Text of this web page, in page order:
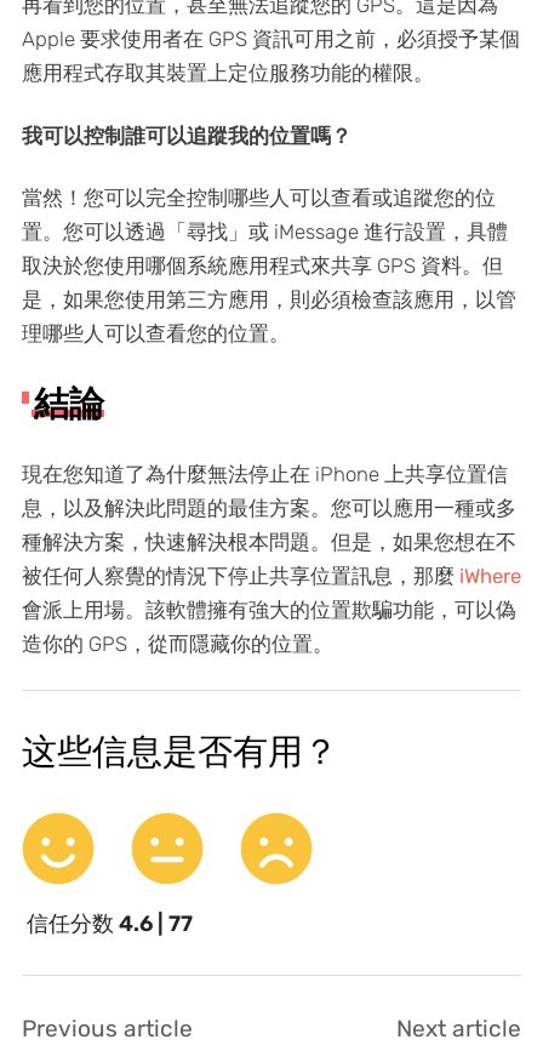
Apple 要求使用者在 GPS 資訊可用之前，必須授予某個
應用程式存取其裝置上定位服務功能的權限。
我可以控制誰可以追蹤我的位置嗎？
當然！您可以完全控制哪些人可以查看或追蹤您的位
置。您可以透過「尋找」或 iMessage 進行設置，具體
取決於您使用哪個系統應用程式來共享 GPS 資料。但
是，如果您使用第三方應用，則必須檢查該應用，以管
理哪些人可以查看您的位置。
結論
現在您知道了為什麼無法停止在 iPhone 上共享位置信
息，以及解決此問題的最佳方案。您可以應用一種或多
種解決方案，快速解決根本問題。但是，如果您想在不
被任何人察覺的情況下停止共享位置訊息，那麼 iWhere
會派上用場。該軟體擁有強大的位置欺騙功能，可以偽
造你的 GPS，從而隱藏你的位置。
这些信息是否有用？
信任分数 4.6 | 77
Previous article Next article